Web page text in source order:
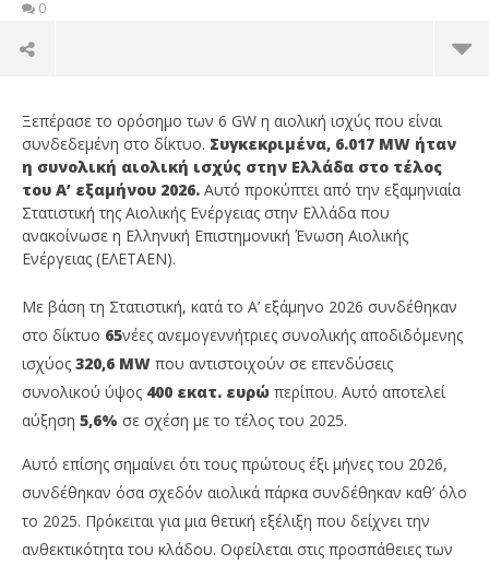
0
NOW VIEWING
Η Στατιστική της Αιολικής Ενέργειας στην Ελλάδα
09/07/2026
press-
room
Ξεπέρασε το ορόσημο των 6 GW η αιολική ισχύς που είναι
συνδεδεμένη στο δίκτυο. Συγκεκριμένα, 6.017 MW ήταν
η συνολική αιολική ισχύς στην Ελλάδα στο τέλος
του Α’ εξαμήνου 2026. Αυτό προκύπτει από την εξαμηνιαία
Στατιστική της Αιολικής Ενέργειας στην Ελλάδα που
ανακοίνωσε η Ελληνική Επιστημονική Ένωση Αιολικής
Ενέργειας (ΕΛΕΤΑΕΝ).
Με βάση τη Στατιστική, κατά το Α’ εξάμηνο 2026 συνδέθηκαν
στο δίκτυο 65νέες ανεμογεννήτριες συνολικής αποδιδόμενης
ισχύος 320,6 MW που αντιστοιχούν σε επενδύσεις
συνολικού ύψος 400 εκατ. ευρώ περίπου. Αυτό αποτελεί
αύξηση 5,6% σε σχέση με το τέλος του 2025.
Αυτό επίσης σημαίνει ότι τους πρώτους έξι μήνες του 2026,
συνδέθηκαν όσα σχεδόν αιολικά πάρκα συνδέθηκαν καθ’ όλο
το 2025. Πρόκειται για μια θετική εξέλιξη που δείχνει την
ανθεκτικότητα του κλάδου. Οφείλεται στις προσπάθειες των